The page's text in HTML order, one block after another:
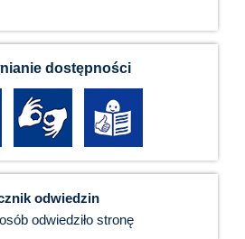
dostępności
odwiedzin
odwiedziło stronę